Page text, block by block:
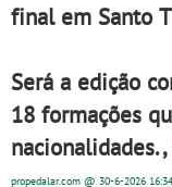
final em Santo
Será a edição
18 formações
propedalar.com @ 30-6-2026